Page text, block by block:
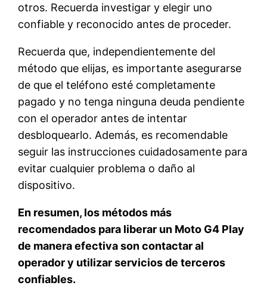
otros. Recuerda investigar y elegir uno
confiable y reconocido antes de proceder.
Recuerda que, independientemente del
método que elijas, es importante asegurarse
de que el teléfono esté completamente
pagado y no tenga ninguna deuda pendiente
con el operador antes de intentar
desbloquearlo. Además, es recomendable
seguir las instrucciones cuidadosamente para
evitar cualquier problema o daño al
dispositivo.
En resumen, los métodos más
recomendados para liberar un Moto G4 Play
de manera efectiva son contactar al
operador y utilizar servicios de terceros
confiables.